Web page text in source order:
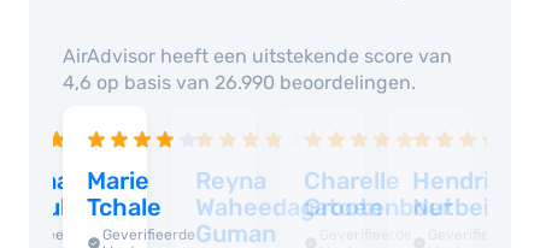
AirAdvisor heeft een uitstekende score van
4,6 op basis van 26.990 beoordelingen.
Marie
Tchale
Geverifieerde
Reyna
Waheedagatoen
Guman
Charelle
Grootenboer
Hendrik
Nutbeij